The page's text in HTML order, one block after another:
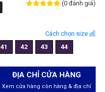
(0 đánh giá)
Cách chọn size
41 42 43 44
ĐỊA CHỈ CỬA HÀNG
Xem cửa hàng còn hàng & địa chỉ